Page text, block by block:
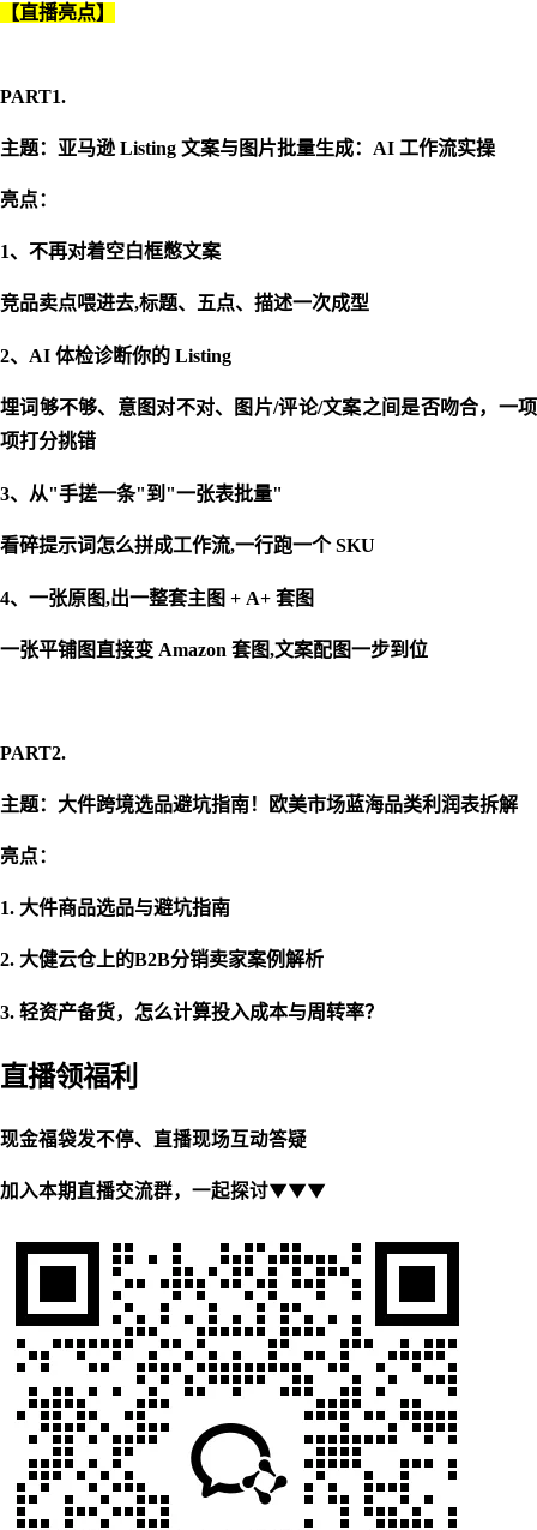
【直播亮点】
PART1.
主题： 亚马逊 Listing 文案与图片批量生成：AI 工作流实操
亮点：
1、不再对着空白框憋文案
竞品卖点喂进去,标题、五点、描述一次成型
2、AI 体检诊断你的 Listing
埋词够不够、意图对不对、图片/评论/文案之间是否吻合，一项
项打分挑错
3、从"手搓一条"到"一张表批量"
看碎提示词怎么拼成工作流,一行跑一个 SKU
4、一张原图,出一整套主图 + A+ 套图
一张平铺图直接变 Amazon 套图,文案配图一步到位
PART2.
主题： 大件跨境选品避坑指南！欧美市场蓝海品类利润表拆解
亮点：
1. 大件商品选品与避坑指南
2. 大健云仓上的B2B分销卖家案例解析
3. 轻资产备货，怎么计算投入成本与周转率？
直播领福利
现金福袋发不停、直播现场互动答疑
加入本期直播交流群，一起探讨▼▼▼